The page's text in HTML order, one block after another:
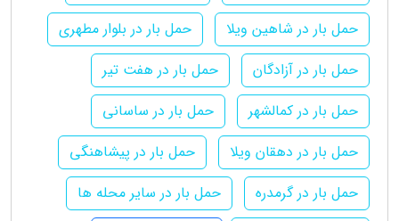
حمل بار در شاهین ویلا
حمل بار در بلوار مطهری
حمل بار در آزادگان
حمل بار در هفت تیر
حمل بار در کمالشهر
حمل بار در ساسانی
حمل بار در دهقان ویلا
حمل بار در پیشاهنگی
حمل بار در گرمدره
حمل بار در سایر محله ها